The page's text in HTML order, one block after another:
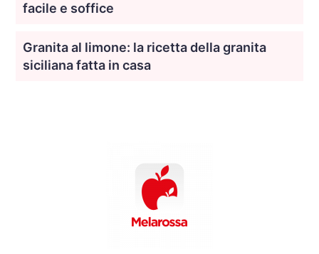
facile e soffice
Granita al limone: la ricetta della granita
siciliana fatta in casa